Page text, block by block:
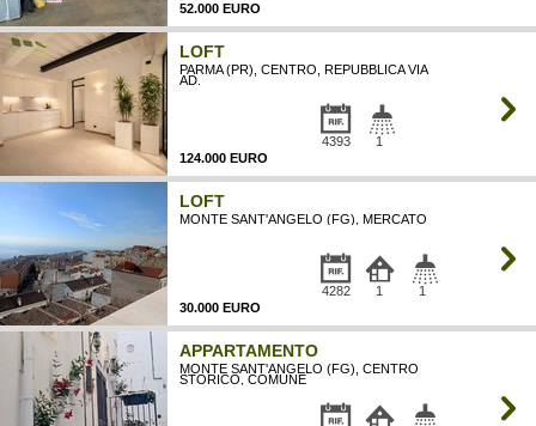
52.000 EURO
LOFT
PARMA (PR), CENTRO, REPUBBLICA VIA
AD.
124.000 EURO
4393 1
LOFT
MONTE SANT'ANGELO (FG), MERCATO
30.000 EURO
4282 1 1
APPARTAMENTO
MONTE SANT'ANGELO (FG), CENTRO
STORICO, COMUNE